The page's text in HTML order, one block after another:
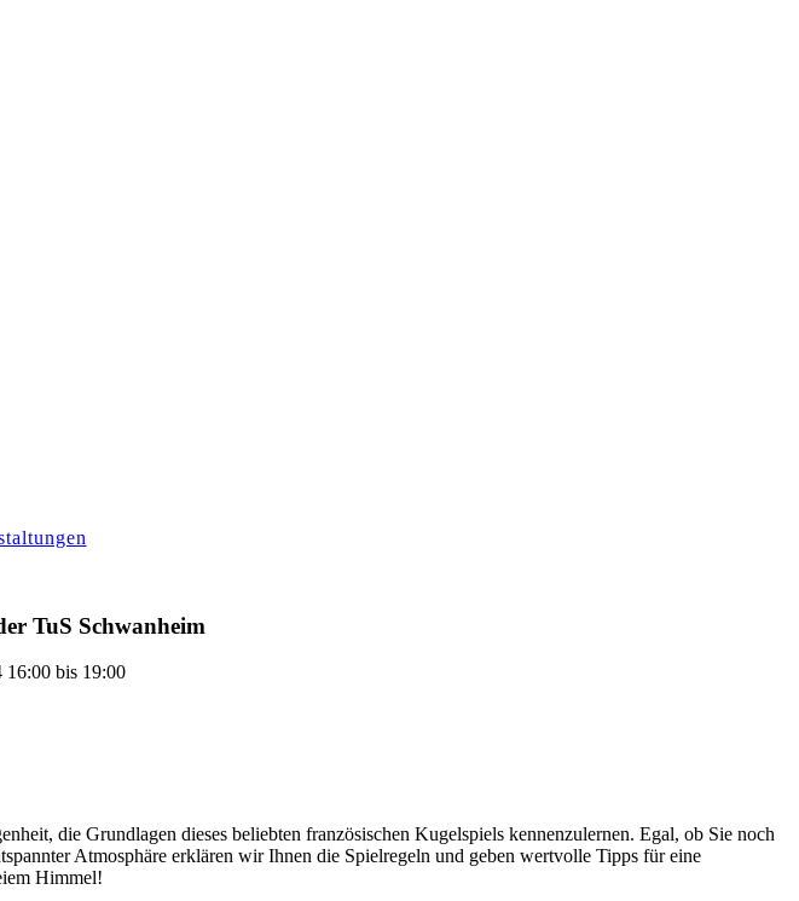
TuS Schwanheim
16:00bis 19:00
die Grundlagen dieses beliebten französischen Kugelspiels kennenzulernen. Egal, ob Sie noch
Atmosphäre erklären wir Ihnen die Spielregeln und geben wertvolle Tipps für eine
Himmel!